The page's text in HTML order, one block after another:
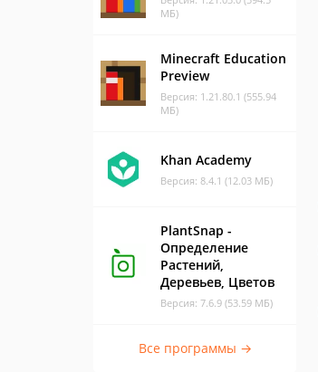
МБ)
Minecraft Education
Preview
Версия: 1.21.80.1 (555.94
МБ)
Khan Academy
Версия: 8.4.1 (12.03 МБ)
PlantSnap -
Определение
Растений,
Деревьев, Цветов
Версия: 7.6.9 (53.59 МБ)
Все программы →